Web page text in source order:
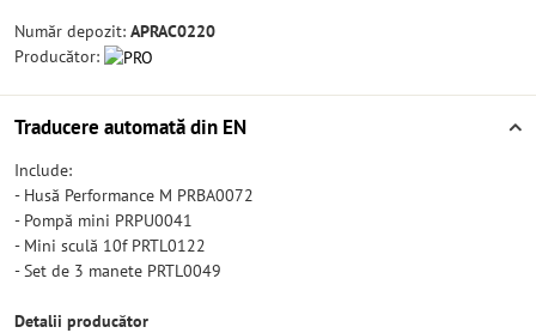
Număr depozit: APRAC0220
Producător:
Traducere automată din EN
Include:
- Husă Performance M PRBA0072
- Pompă mini PRPU0041
- Mini sculă 10f PRTL0122
- Set de 3 manete PRTL0049
Detalii producător